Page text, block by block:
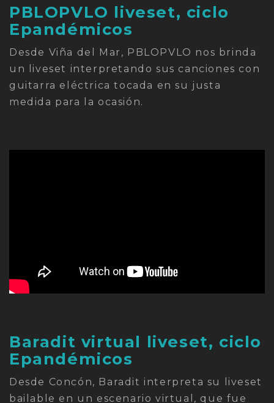
PBLOPVLO liveset, ciclo
Epandémicos
Desde Viña del Mar, PBLOPVLO nos brinda
un liveset interpretando sus canciones con
guitarra eléctrica tocada en su justa
medida para la ocasión.
Baradit virtual liveset, ciclo
Epandémicos
Desde Concón, Baradit interpreta su liveset
bailable en un escenario virtual, que fue